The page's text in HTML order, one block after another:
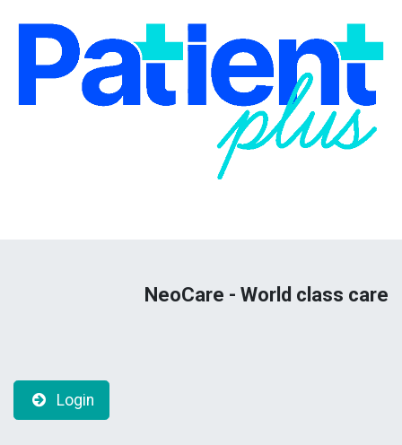
NeoCare - World class care
Login